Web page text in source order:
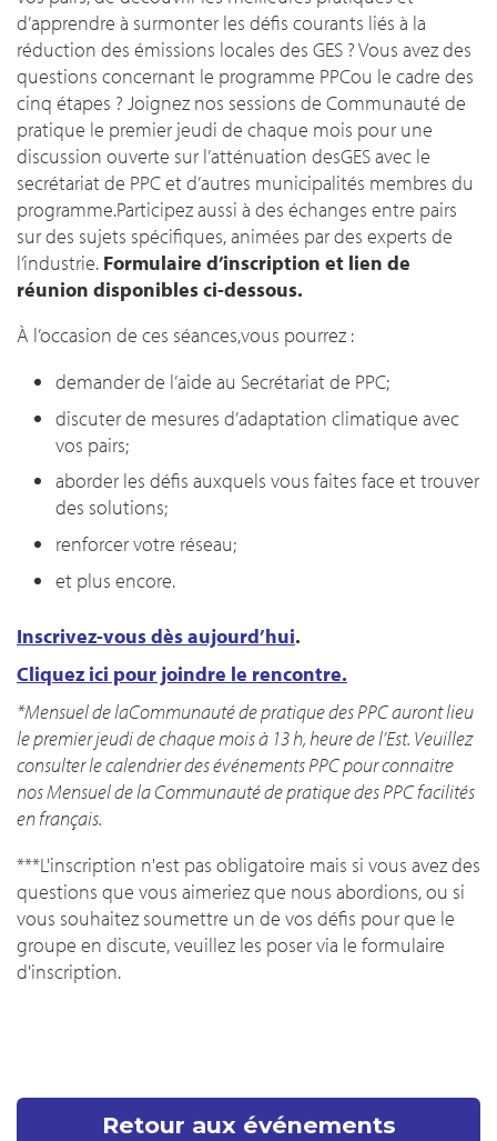
d’apprendre à surmonter les défis courants liés à la
réduction des émissions locales des GES ? Vous avez des
questions concernant le programme PPCou le cadre des
cinq étapes ? Joignez nos sessions de Communauté de
pratique le premier jeudi de chaque mois pour une
discussion ouverte sur l’atténuation desGES avec le
secrétariat de PPC et d’autres municipalités membres du
programme.Participez aussi à des échanges entre pairs
sur des sujets spécifiques, animées par des experts de
l’industrie. Formulaire d’inscription et lien de
réunion disponibles ci-dessous.
À l’occasion de ces séances,vous pourrez :
demander de l’aide au Secrétariat de PPC;
discuter de mesures d’adaptation climatique avec
vos pairs;
aborder les défis auxquels vous faites face et trouver
des solutions;
renforcer votre réseau;
et plus encore.
Inscrivez-vous dès aujourd’hui.
Cliquez ici pour joindre le rencontre.
*Mensuel de laCommunauté de pratique des PPC auront lieu
le premier jeudi de chaque mois à 13 h, heure de l’Est. Veuillez
consulter le calendrier des événements PPC pour connaitre
nos Mensuel de la Communauté de pratique des PPC facilités
en français.
***L'inscription n'est pas obligatoire mais si vous avez des
questions que vous aimeriez que nous abordions, ou si
vous souhaitez soumettre un de vos défis pour que le
groupe en discute, veuillez les poser via le formulaire
d'inscription.
Retour aux événements